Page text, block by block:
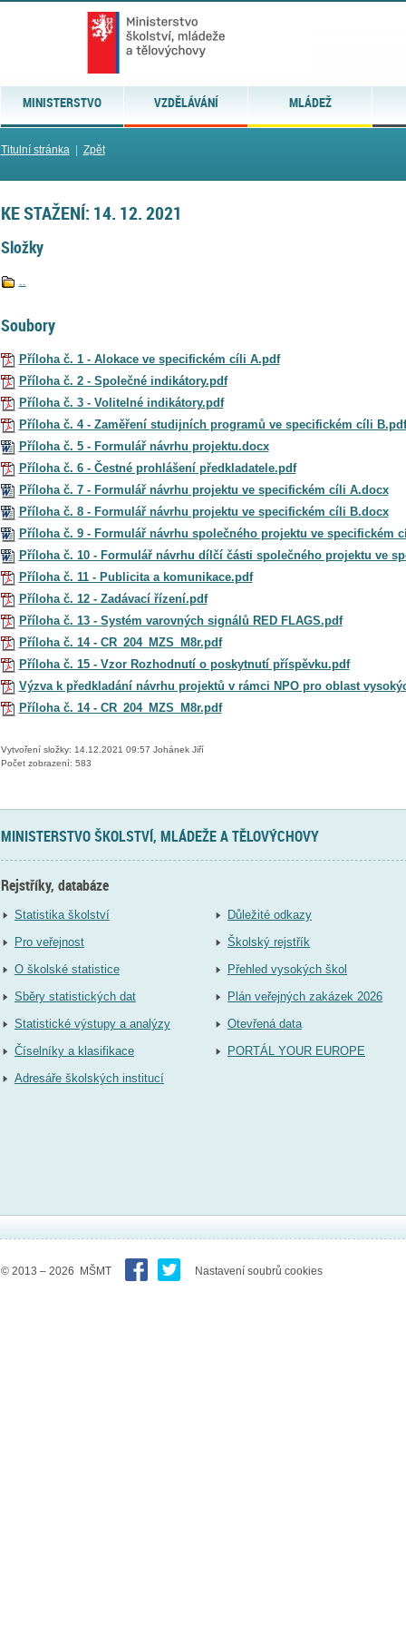
MINISTERSTVO VZDĚLÁVÁNÍ MLÁDEŽ
Titulní stránka| Zpět
KE STAŽENÍ: 14. 12. 2021
Složky
..
Soubory
Příloha č. 1 - Alokace ve specifickém cíli A.pdf
Příloha č. 2 - Společné indikátory.pdf
Příloha č. 3 - Volitelné indikátory.pdf
Příloha č. 4 - Zaměření studijních programů ve specifickém cíli B.pdf
Příloha č. 5 - Formulář návrhu projektu.docx
Příloha č. 6 - Čestné prohlášení předkladatele.pdf
Příloha č. 7 - Formulář návrhu projektu ve specifickém cíli A.docx
Příloha č. 8 - Formulář návrhu projektu ve specifickém cíli B.docx
Příloha č. 9 - Formulář návrhu společného projektu ve specifickém
Příloha č. 10 - Formulář návrhu dílčí části společného projektu ve
Příloha č. 11 - Publicita a komunikace.pdf
Příloha č. 12 - Zadávací řízení.pdf
Příloha č. 13 - Systém varovných signálů RED FLAGS.pdf
Příloha č. 14 - CR_204_MZS_M8r.pdf
Příloha č. 15 - Vzor Rozhodnutí o poskytnutí příspěvku.pdf
Výzva k předkladání návrhu projektů v rámci NPO pro oblast
Příloha č. 14 - CR_204_MZS_M8r.pdf
Vytvoření složky: 14.12.2021 09:57 Johánek Jiří
Počet zobrazení: 583
MINISTERSTVO ŠKOLSTVÍ, MLÁDEŽE A TĚLOVÝCHOVY
Rejstříky, databáze
Statistika školství
Pro veřejnost
O školské statistice
Sběry statistických dat
Statistické výstupy a analýzy
Číselníky a klasifikace
Adresáře školských institucí
Důležité odkazy
Školský rejstřík
Přehled vysokých škol
Plán veřejných zakázek 2026
Otevřená data
PORTÁL YOUR EUROPE
© 2013 – 2026 MŠMT Nastavení soubrů cookies